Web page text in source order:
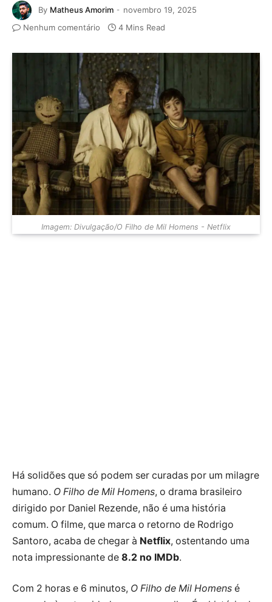
By Matheus Amorim
novembro 19, 2025
Nenhum comentário
4 Mins Read
Imagem: Divulgação/O Filho de Mil Homens - Netflix
Há solidões que só podem ser curadas por um milagre
humano. O Filho de Mil Homens, o drama brasileiro
dirigido por Daniel Rezende, não é uma história
comum. O filme, que marca o retorno de Rodrigo
Santoro, acaba de chegar à Netflix, ostentando uma
nota impressionante de 8.2 no IMDb.
Com 2 horas e 6 minutos, O Filho de Mil Homens é